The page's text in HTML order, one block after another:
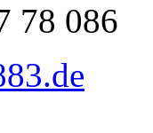
78 086